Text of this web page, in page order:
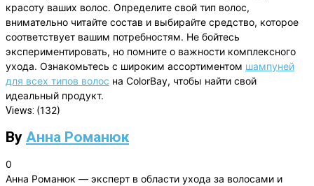
красоту ваших волос. Определите свой тип волос,
внимательно читайте состав и выбирайте средство, которое
соответствует вашим потребностям. Не бойтесь
экспериментировать, но помните о важности комплексного
ухода. Ознакомьтесь с широким ассортиментом шампуней
для всех типов волос на ColorBay, чтобы найти свой
идеальный продукт.
Views: (132)
By Анна Романюк
0
Анна Романюк — эксперт в области ухода за волосами и